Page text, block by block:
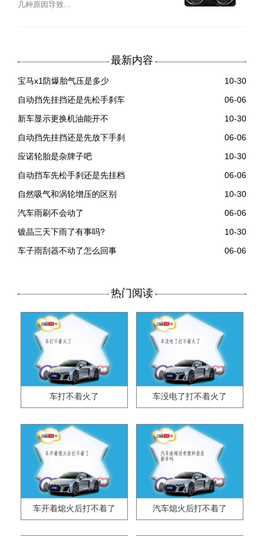
几种原因导致...
最新内容
宝马x1防爆胎气压是多少
10-30
自动挡先挂挡还是先松手刹车
06-06
新车显示更换机油能开不
10-30
自动挡先挂挡还是先放下手刹
06-06
应诺轮胎是杂牌子吧
10-30
自动挡车先松手刹还是先挂档
06-06
自然吸气和涡轮增压的区别
10-30
汽车雨刷不会动了
06-06
镀晶三天下雨了有事吗?
10-30
车子雨刮器不动了怎么回事
06-06
热门阅读
车打不着火了 车没电了打不着火了
车开着熄火后打不着了 汽车熄火后打不着了